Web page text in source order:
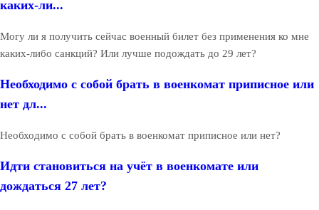
каких-ли...
Могу ли я получить сейчас военный билет без применения ко мне
каких-либо санкций? Или лучше подождать до 29 лет?
Необходимо с собой брать в военкомат приписное или
нет дл...
Необходимо с собой брать в военкомат приписное или нет?
Идти становиться на учёт в военкомате или
дождаться 27 лет?